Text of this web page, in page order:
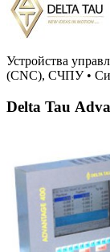
Устройства
(CNC), СЧПУ •
Delta Tau